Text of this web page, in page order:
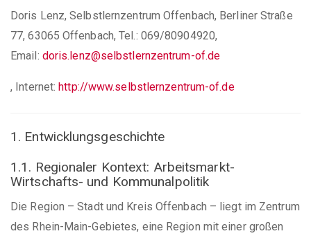
Doris Lenz, Selbstlernzentrum Offenbach, Berliner Straße
77, 63065 Offenbach, Tel.: 069/80904920,
Email: doris.lenz@selbstlernzentrum-of.de
, Internet:http://www.selbstlernzentrum-of.de
1. Entwicklungsgeschichte
1.1. Regionaler Kontext: Arbeitsmarkt-
Wirtschafts- und Kommunalpolitik
Die Region – Stadt und Kreis Offenbach – liegt im Zentrum
des Rhein-Main-Gebietes, eine Region mit einer großen